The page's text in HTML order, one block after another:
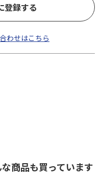
登録する
わせはこちら
商品も買っています